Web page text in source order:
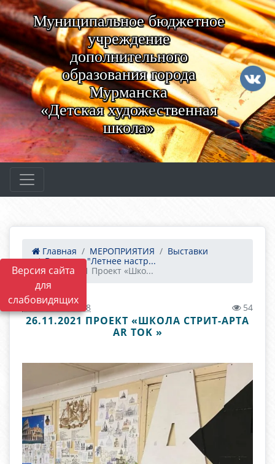
Версия сайта
для
слабовидящих
Муниципальное бюджетное
учреждение
дополнительного
образования города
Мурманска
«Детская художественная
школа»
Главная МЕРОПРИЯТИЯ
Выставки
Выставка "Летнее настр...
26.11.2021 Проект «Шко...
22.02.2022 06:58 54
26.11.2021 ПРОЕКТ «ШКОЛА СТРИТ-АРТА
AR TOK »